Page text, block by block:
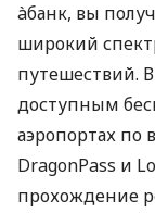
àбанк, вы
широкий
путешествий.
доступным
аэропортах
DragonPass и
прохождение